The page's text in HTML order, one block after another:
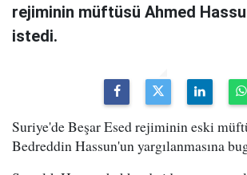
rejiminin müftüsü Ahmed
istedi.
Suriye'de Beşar Esed rejiminin eski
Bedreddin Hassun'un yargılanmasına